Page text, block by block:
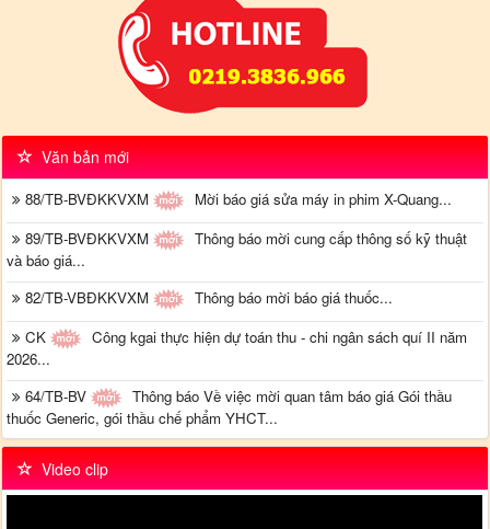
Văn bản mới
88/TB-BVĐKKVXM
Mời báo giá sửa máy in phim X-Quang...
89/TB-BVĐKKVXM
Thông báo mời cung cấp thông số kỹ thuật
và báo giá...
82/TB-VBĐKKVXM
Thông báo mời báo giá thuốc...
CK
Công kgai thực hiện dự toán thu - chi ngân sách quí II năm
2026...
64/TB-BV
Thông báo Về việc mời quan tâm báo giá Gói thầu
thuốc Generic, gói thầu chế phẩm YHCT...
Video clip